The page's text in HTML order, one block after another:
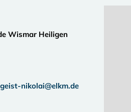
Wismar Heiligen
nikolai@elkm.de